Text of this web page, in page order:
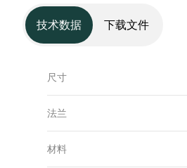
技术数据 下载文件
尺寸
法兰
材料